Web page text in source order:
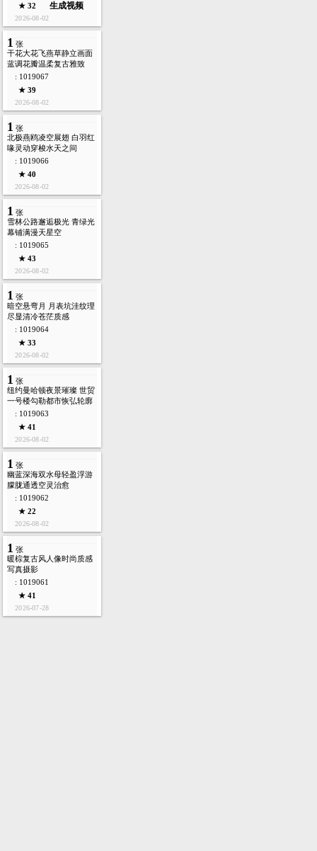
★ 32
生成视频
2026-08-02
1 张
干花大花飞燕草静立画面
蓝调花瓣温柔复古雅致
: 1019067
★ 39
2026-08-02
1 张
北极燕鸥凌空展翅 白羽红
喙灵动穿梭水天之间
: 1019066
★ 40
2026-08-02
1 张
雪林公路邂逅极光 青绿光
幕铺满漫天星空
: 1019065
★ 43
2026-08-02
1 张
暗空悬弯月 月表坑洼纹理
尽显清冷苍茫质感
: 1019064
★ 33
2026-08-02
1 张
纽约曼哈顿夜景璀璨 世贸
一号楼勾勒都市恢弘轮廓
: 1019063
★ 41
2026-08-02
1 张
幽蓝深海双水母轻盈浮游
朦胧通透空灵治愈
: 1019062
★ 22
2026-08-02
1 张
暖棕复古风人像时尚质感
写真摄影
: 1019061
★ 41
2026-07-28